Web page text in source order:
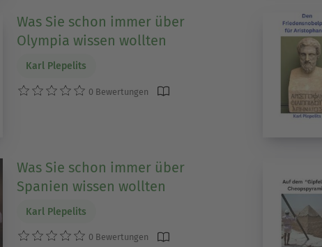
Was Sie schon immer über
Olympia wissen wollten
Karl Plepelits
0 Bewertungen
Was Sie schon immer über
Spanien wissen wollten
Karl Plepelits
0 Bewertungen